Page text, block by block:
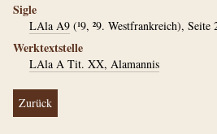
Sigle
LAla A9 (¹9, ²9. Westfrankreich),
Werktextstelle
LAla A Tit. XX, Alamannis
Zurück